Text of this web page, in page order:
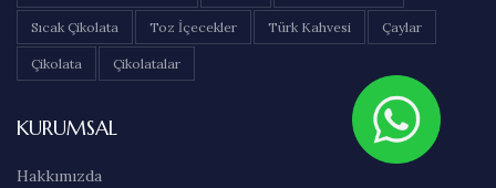
Sıcak Çikolata Toz İçecekler Türk Kahvesi Çaylar
Çikolata Çikolatalar
KURUMSAL
Hakkımızda